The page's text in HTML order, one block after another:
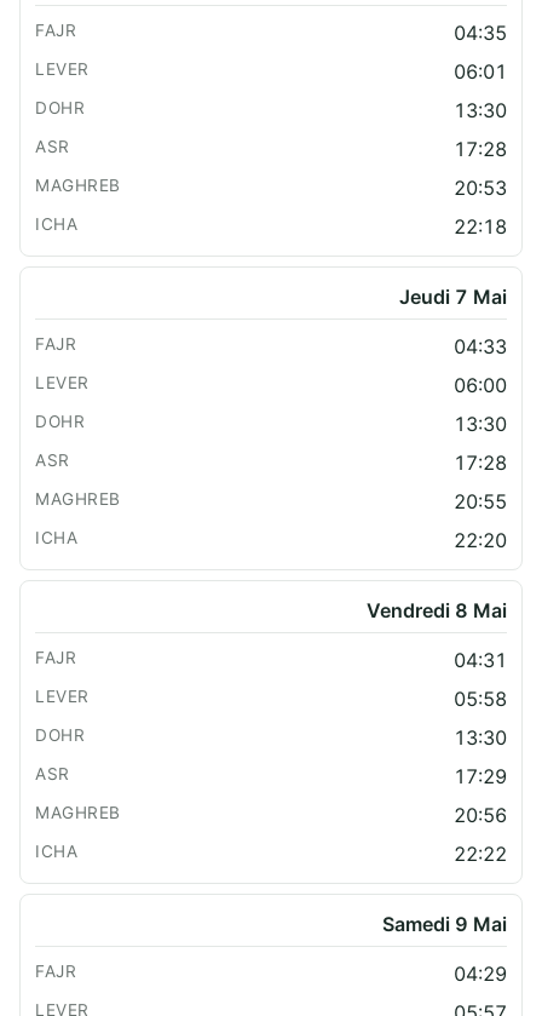
04:35
06:01
13:30
17:28
20:53
22:18
Jeudi 7 Mai
04:33
06:00
13:30
17:28
20:55
22:20
Vendredi 8 Mai
04:31
05:58
13:30
17:29
20:56
22:22
Samedi 9 Mai
04:29